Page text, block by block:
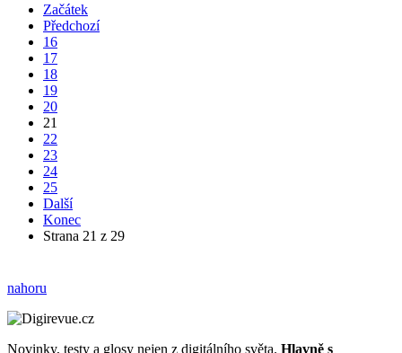
Začátek
Předchozí
16
17
18
19
20
21
22
23
24
25
Další
Konec
Strana 21 z 29
nahoru
Novinky, testy a glosy nejen z digitálního světa. Hlavně s